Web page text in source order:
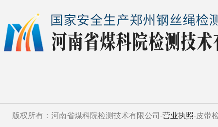
版权所有：河南省煤科院检测技术有限公司-营业执照-皮带